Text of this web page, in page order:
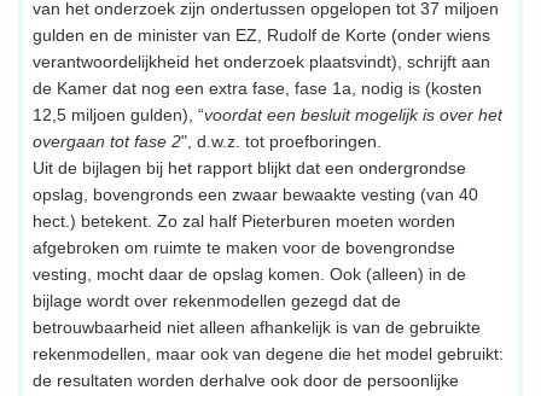
van het onderzoek zijn ondertussen opgelopen tot 37 miljoen
gulden en de minister van EZ, Rudolf de Korte (onder wiens
verantwoordelijkheid het onderzoek plaatsvindt), schrijft aan
de Kamer dat nog een extra fase, fase 1a, nodig is (kosten
12,5 miljoen gulden), “voordat een besluit mogelijk is over het
overgaan tot fase 2", d.w.z. tot proefboringen.
Uit de bijlagen bij het rapport blijkt dat een ondergrondse
opslag, bovengronds een zwaar bewaakte vesting (van 40
hect.) betekent. Zo zal half Pieterburen moeten worden
afgebroken om ruimte te maken voor de bovengrondse
vesting, mocht daar de opslag komen. Ook (alleen) in de
bijlage wordt over rekenmodellen gezegd dat de
betrouwbaarheid niet alleen afhankelijk is van de gebruikte
rekenmodellen, maar ook van degene die het model gebruikt:
de resultaten worden derhalve ook door de persoonlijke